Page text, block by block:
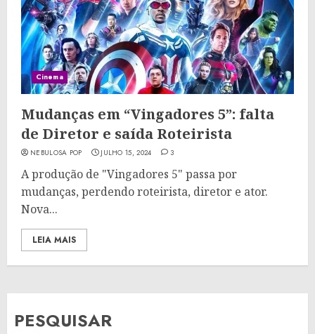
Cinema
Mudanças em “Vingadores 5”: falta
de Diretor e saída Roteirista
NEBULOSA POP JULHO 15, 2024 3
A produção de "Vingadores 5" passa por
mudanças, perdendo roteirista, diretor e ator.
Nova...
LEIA MAIS
PESQUISAR